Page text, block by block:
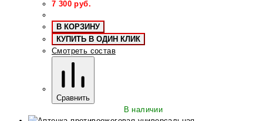
7 300 руб.
В КОРЗИНУ
КУПИТЬ В ОДИН КЛИК
Смотреть состав
Сравнить
В наличии